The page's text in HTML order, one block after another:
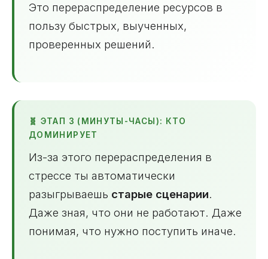
Это перераспределение ресурсов в
пользу быстрых, выученных,
проверенных решений.
🧬 ЭТАП 3 (МИНУТЫ-ЧАСЫ): КТО
ДОМИНИРУЕТ
Из-за этого перераспределения в
стрессе ты автоматически
разыгрываешь старые сценарии.
Даже зная, что они не работают. Даже
понимая, что нужно поступить иначе.